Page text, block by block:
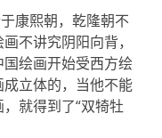
康熙朝，乾隆朝不
不讲究阴阳向背，
绘画开始受西方绘
立体的，当他不能
就得到了“双犄牡